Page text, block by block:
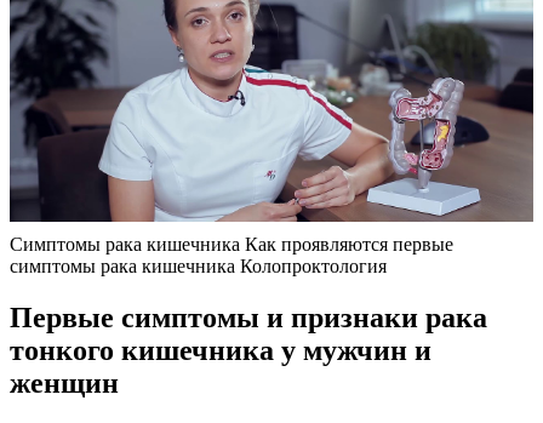
Симптомы рака кишечника Как проявляются первые
симптомы рака кишечника Колопроктология
Первые симптомы и признаки рака
тонкого кишечника у мужчин и
женщин